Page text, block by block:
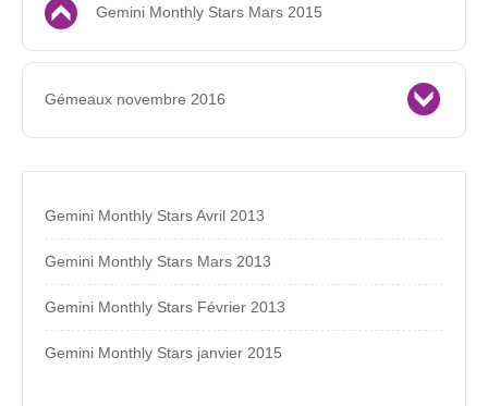
Gemini Monthly Stars Mars 2015
Gémeaux novembre 2016
Gemini Monthly Stars Avril 2013
Gemini Monthly Stars Mars 2013
Gemini Monthly Stars Février 2013
Gemini Monthly Stars janvier 2015